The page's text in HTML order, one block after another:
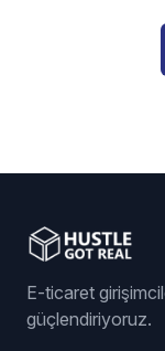
E-ticaret
güçlendiriyoruz.